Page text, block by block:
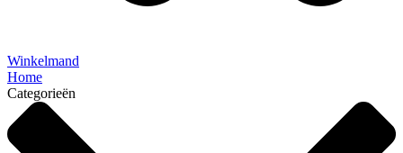
Winkelmand
Home
Categorieën